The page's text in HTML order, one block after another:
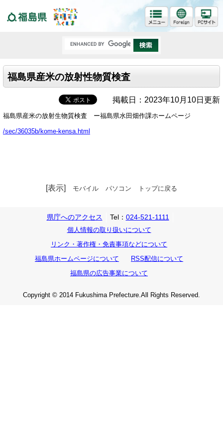
福島県産米の放射性物質検査
掲載日：2023年10月10日更新
福島県産米の放射生物質検査 ー福島県水田畑作課ホームページ
/sec/36035b/kome-kensa.html
[表示] モバイル パソコン トップに戻る
県庁へのアクセス Tel： 024-521-1111
個人情報の取り扱いについて
リンク・著作権・免責事項などについて
福島県ホームページについて
RSS配信について
福島県の広告事業について
Copyright © 2014 Fukushima Prefecture.All Rights Reserved.